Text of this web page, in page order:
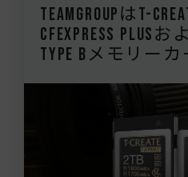
TEAMGROUPはT-
CFexpress Plusお
Type Bメモリー